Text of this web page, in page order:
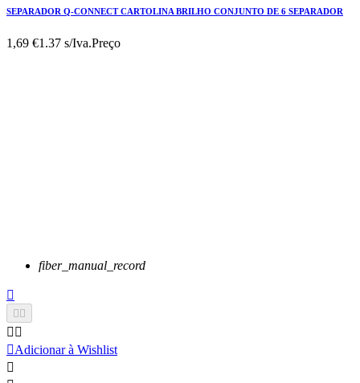
SEPARADOR Q-CONNECT CARTOLINA BRILHO CONJUNTO DE 6 SEPARADOR
1,69 €1.37 s/Iva.Preço
fiber_manual_record

 
 
Adicionar à Wishlist
